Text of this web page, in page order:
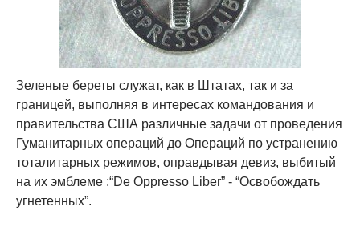
Зеленые береты служат, как в Штатах, так и за
границей, выполняя в интересах командования и
правительства США различные задачи от проведения
Гуманитарных операций до Операций по устранению
тоталитарных режимов, оправдывая девиз, выбитый
на их эмблеме :“De Oppresso Liber” - “Освобождать
угнетенных”.